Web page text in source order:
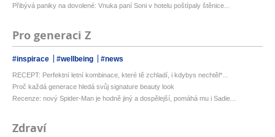
Přibývá paniky na dovolené: Vnuka paní Soni v hotelu poštípaly štěnice...
Pro generaci Z
#inspirace #wellbeing #news
RECEPT: Perfektní letní kombinace, které tě zchladí, i kdybys nechtěl*...
Proč každá generace hledá svůj signature beauty look
Recenze: nový Spider-Man je hodně jiný a dospělejší, pomáhá mu i Sadie...
Zdraví